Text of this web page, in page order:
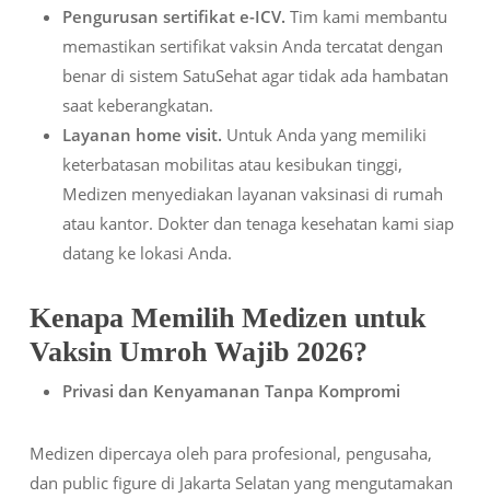
Pengurusan sertifikat e-ICV. Tim kami membantu
memastikan sertifikat vaksin Anda tercatat dengan
benar di sistem SatuSehat agar tidak ada hambatan
saat keberangkatan.
Layanan home visit. Untuk Anda yang memiliki
keterbatasan mobilitas atau kesibukan tinggi,
Medizen menyediakan layanan vaksinasi di rumah
atau kantor. Dokter dan tenaga kesehatan kami siap
datang ke lokasi Anda.
Kenapa Memilih Medizen untuk
Vaksin Umroh Wajib 2026?
Privasi dan Kenyamanan Tanpa Kompromi
Medizen dipercaya oleh para profesional, pengusaha,
dan public figure di Jakarta Selatan yang mengutamakan